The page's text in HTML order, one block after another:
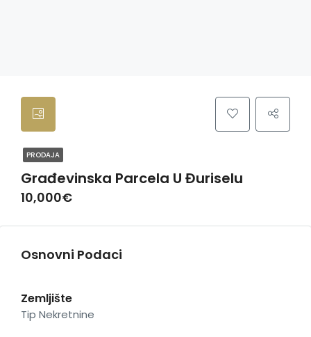
PRODAJA
Građevinska Parcela U Đuriselu
10,000€
Osnovni Podaci
Zemljište
Tip Nekretnine